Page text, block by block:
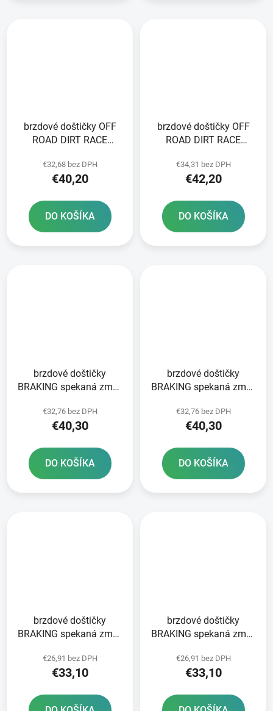
brzdové doštičky OFF
ROAD DIRT RACE
ks v balení
€32,68 bez DPH
€40,20
DO KOŠÍKA
brzdové doštičky OFF
ROAD DIRT RACE
ks v balení
€34,31 bez DPH
€42,20
DO KOŠÍKA
brzdové doštičky
BRAKING spekaná zmes
€32,76 bez DPH
€40,30
DO KOŠÍKA
brzdové doštičky
BRAKING spekaná zmes
€32,76 bez DPH
€40,30
DO KOŠÍKA
brzdové doštičky
BRAKING spekaná zmes
€26,91 bez DPH
€33,10
brzdové doštičky
BRAKING spekaná zmes
€26,91 bez DPH
€33,10